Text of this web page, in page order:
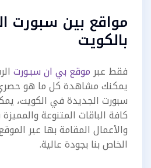
مواقع بين سبورت
بالكويت
فقط عبرموقع بي ان سبـورت
يمكنك مشاهدة كل ما هو
سبورت الجديدة في الكويت،
كافة الباقات المتنوعة
والأعمال المقامة بها عبر
الخاص بنا بجودة عالية.